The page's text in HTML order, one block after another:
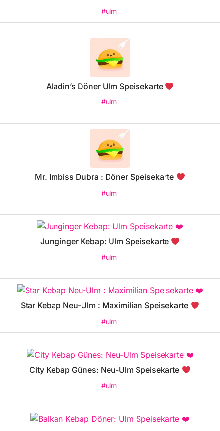
#ulm
Aladin’s Döner Ulm Speisekarte
#ulm
Mr. Imbiss Dubra : Döner Speisekarte
#ulm
Junginger Kebap: Ulm Speisekarte
#ulm
Star Kebap Neu-Ulm : Maximilian Speisekarte
#ulm
City Kebap Günes: Neu-Ulm Speisekarte
#ulm